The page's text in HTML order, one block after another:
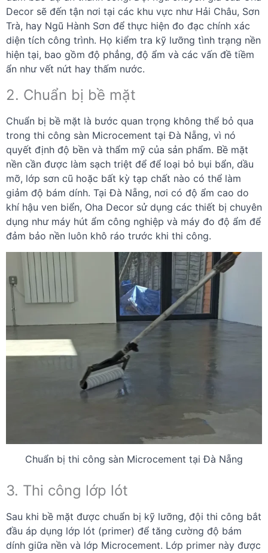
Decor sẽ đến tận nơi tại các khu vực như Hải Châu, Sơn
Trà, hay Ngũ Hành Sơn để thực hiện đo đạc chính xác
diện tích công trình. Họ kiểm tra kỹ lưỡng tình trạng nền
hiện tại, bao gồm độ phẳng, độ ẩm và các vấn đề tiềm
ẩn như vết nứt hay thấm nước.
2. Chuẩn bị bề mặt
Chuẩn bị bề mặt là bước quan trọng không thể bỏ qua
trong thi công sàn Microcement tại Đà Nẵng, vì nó
quyết định độ bền và thẩm mỹ của sản phẩm. Bề mặt
nền cần được làm sạch triệt để để loại bỏ bụi bẩn, dầu
mỡ, lớp sơn cũ hoặc bất kỳ tạp chất nào có thể làm
giảm độ bám dính. Tại Đà Nẵng, nơi có độ ẩm cao do
khí hậu ven biển, Oha Decor sử dụng các thiết bị chuyên
dụng như máy hút ẩm công nghiệp và máy đo độ ẩm để
đảm bảo nền luôn khô ráo trước khi thi công.
Chuẩn bị thi công sàn Microcement tại Đà Nẵng
3. Thi công lớp lót
Sau khi bề mặt được chuẩn bị kỹ lưỡng, đội thi công bắt
đầu áp dụng lớp lót (primer) để tăng cường độ bám
dính giữa nền và lớp Microcement. Lớp primer này được